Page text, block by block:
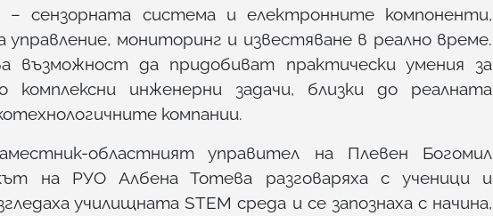
– сензорната система и електронните компоненти,
управление, мониторинг и известяване в реално време.
възможност да придобиват практически умения за
инженерни задачи, близки до реалната
компании.
областният управител на Плевен Богомил
на РУО Албена Тотева разговаряха с ученици и
училищната STEM среда и се запознаха с начина,